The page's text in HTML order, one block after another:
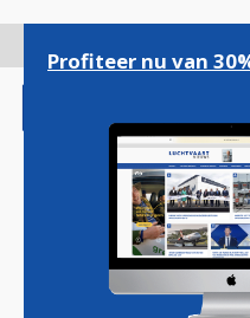
gaan
Magazine
Profiteer nu van